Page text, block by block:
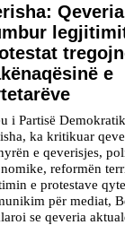
e
i Partisë
ka kritikuar
e qeverisjes,
reformën
e protestave
për mediat,
se qeveria